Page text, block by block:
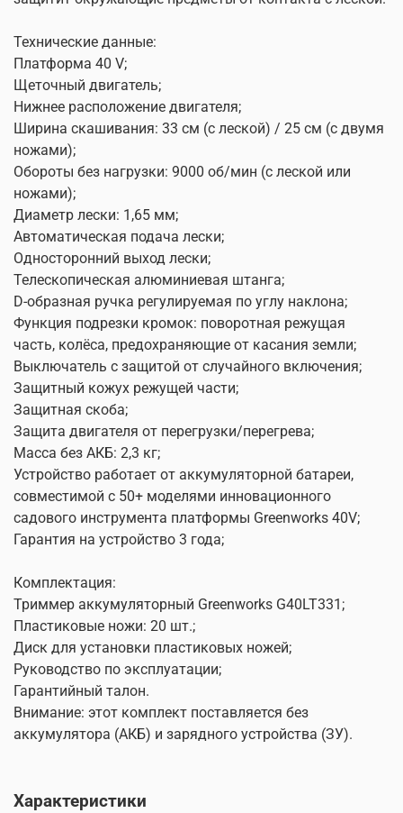
Технические данные:
Платформа 40 V;
Щеточный двигатель;
Нижнее расположение двигателя;
Ширина скашивания: 33 см (с леской) / 25 см (с двумя
ножами);
Обороты без нагрузки: 9000 об/мин (c леской или
ножами);
Диаметр лески: 1,65 мм;
Автоматическая подача лески;
Односторонний выход лески;
Телескопическая алюминиевая штанга;
D-образная ручка регулируемая по углу наклона;
Функция подрезки кромок: поворотная режущая
часть, колёса, предохраняющие от касания земли;
Выключатель с защитой от случайного включения;
Защитный кожух режущей части;
Защитная скоба;
Защита двигателя от перегрузки/перегрева;
Масса без АКБ: 2,3 кг;
Устройство работает от аккумуляторной батареи,
совместимой с 50+ моделями инновационного
садового инструмента платформы Greenworks 40V;
Гарантия на устройство 3 года;
Комплектация:
Триммер аккумуляторный Greenworks G40LT331;
Пластиковые ножи: 20 шт.;
Диск для установки пластиковых ножей;
Руководство по эксплуатации;
Гарантийный талон.
Внимание: этот комплект поставляется без
аккумулятора (АКБ) и зарядного устройства (ЗУ).
Характеристики